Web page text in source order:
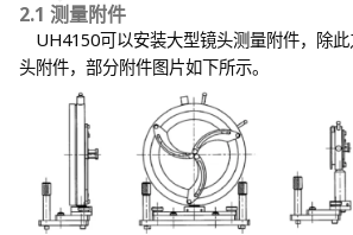
2.1 测量附件
UH4150可以安装大型镜头测量附件，除
头附件，部分附件图片如下所示。